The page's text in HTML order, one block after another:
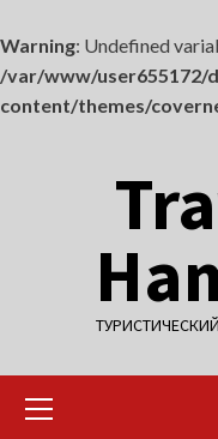
Warning: Undefined
/var/www/user655172/
content/themes/
меню